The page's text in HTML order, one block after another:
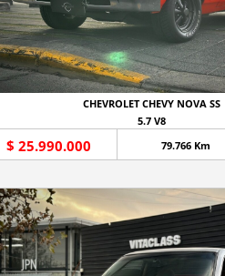
CHEVROLET CHEVY NOVA SS
5.7 V8
$ 25.990.000 79.766 Km